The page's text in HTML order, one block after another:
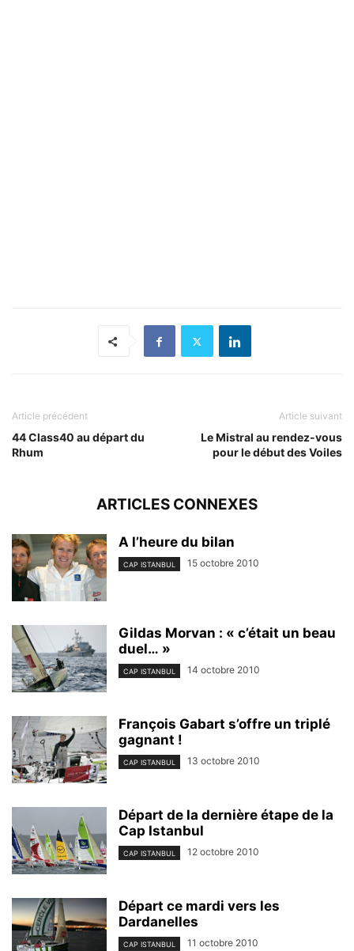
Article précédent
44 Class40 au départ du
Rhum
Article suivant
Le Mistral au rendez-vous
pour le début des Voiles
ARTICLES CONNEXES
A l’heure du bilan
CAP ISTANBUL 15 octobre 2010
Gildas Morvan : « c’était un beau
duel… »
CAP ISTANBUL 14 octobre 2010
François Gabart s’offre un triplé
gagnant !
CAP ISTANBUL 13 octobre 2010
Départ de la dernière étape de la
Cap Istanbul
CAP ISTANBUL 12 octobre 2010
Départ ce mardi vers les
Dardanelles
CAP ISTANBUL 11 octobre 2010